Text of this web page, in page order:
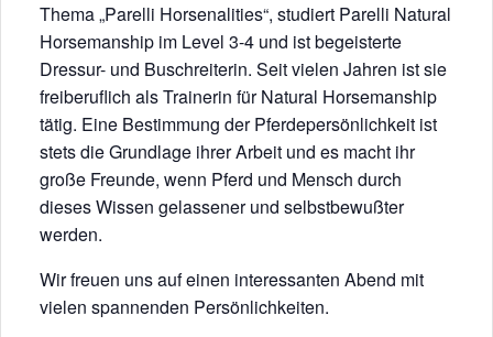
Thema „Parelli Horsenalities“, studiert Parelli Natural
Horsemanship im Level 3-4 und ist begeisterte
Dressur- und Buschreiterin. Seit vielen Jahren ist sie
freiberuflich als Trainerin für Natural Horsemanship
tätig. Eine Bestimmung der Pferdepersönlichkeit ist
stets die Grundlage ihrer Arbeit und es macht ihr
große Freunde, wenn Pferd und Mensch durch
dieses Wissen gelassener und selbstbewußter
werden.
Wir freuen uns auf einen interessanten Abend mit
vielen spannenden Persönlichkeiten.